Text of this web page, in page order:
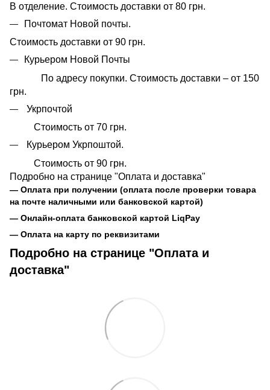
В отделение. Стоимость доставки от 80 грн.
Почтомат Новой почты.
Стоимость доставки от 90 грн.
Курьером Новой Почты
По адресу покупки. Стоимость доставки – от 150
грн.
Укрпочтой
Стоимость от 70 грн.
Курьером Укрпоштой.
Стоимость от 90 грн.
Подробно на странице "Оплата и доставка"
— Оплата при получении (оплата после проверки товара
на почте наличными или банковской картой)
— Онлайн-оплата банковской картой LiqPay
— Оплата на карту по реквизитами
Подробно на странице "Оплата и
доставка"